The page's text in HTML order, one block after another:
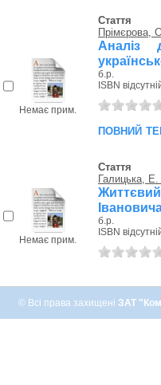
Немає прим.
Стаття
Прімєрова,
Аналіз
б.р.
ISBN
повний
Немає прим.
Стаття
Галицька,
б.р.
ISBN
© Всі права захищені ЗАТ